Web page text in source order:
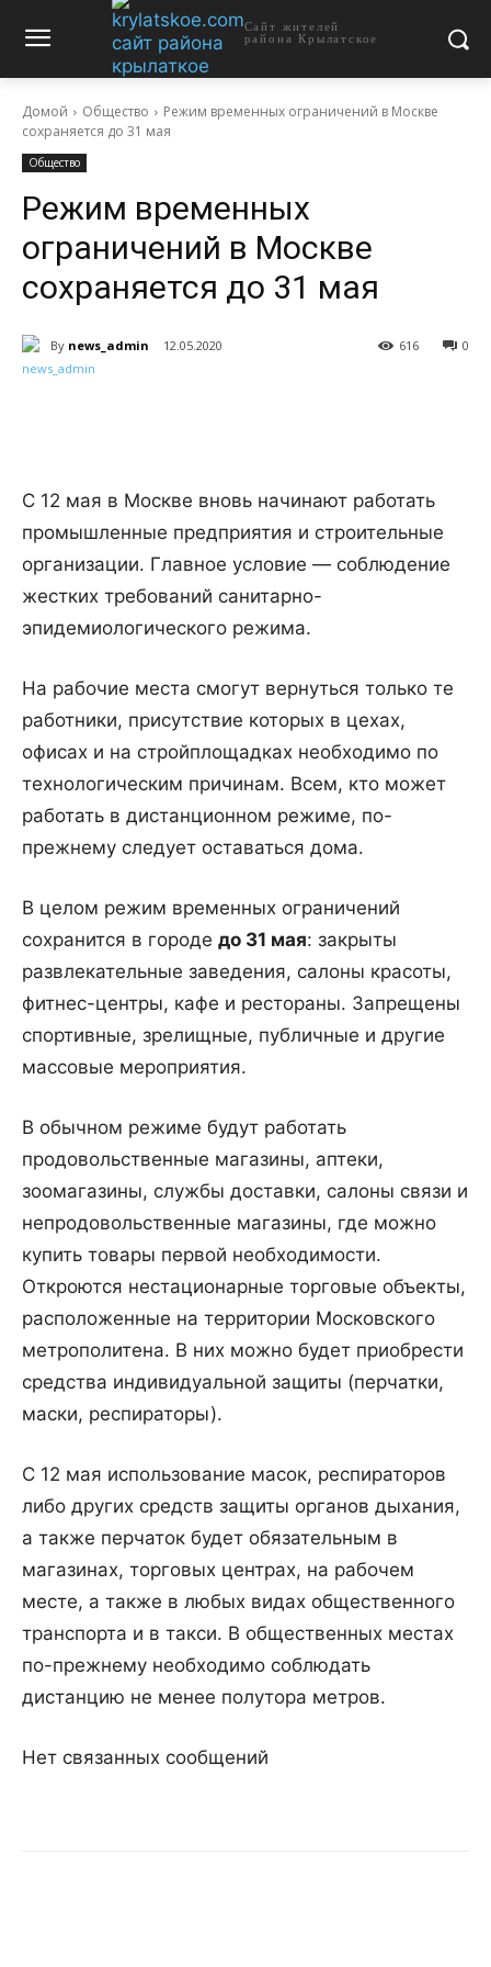
Сайт жителей
района Крылатское
Домой Общество
Режим временных ограничений в Москве
сохраняется до 31 мая
Общество
Режим временных
ограничений в Москве
сохраняется до 31 мая
By news_admin 12.05.2020 0
616
С 12 мая в Москве вновь начинают работать
промышленные предприятия и строительные
организации. Главное условие — соблюдение
жестких требований санитарно-
эпидемиологического режима.
На рабочие места смогут вернуться только те
работники, присутствие которых в цехах,
офисах и на стройплощадках необходимо по
технологическим причинам. Всем, кто может
работать в дистанционном режиме, по-
прежнему следует оставаться дома.
В целом режим временных ограничений
сохранится в городе до 31 мая: закрыты
развлекательные заведения, салоны красоты,
фитнес-центры, кафе и рестораны. Запрещены
спортивные, зрелищные, публичные и другие
массовые мероприятия.
В обычном режиме будут работать
продовольственные магазины, аптеки,
зоомагазины, службы доставки, салоны связи и
непродовольственные магазины, где можно
купить товары первой необходимости.
Откроются нестационарные торговые объекты,
расположенные на территории Московского
метрополитена. В них можно будет приобрести
средства индивидуальной защиты (перчатки,
маски, респираторы).
С 12 мая использование масок, респираторов
либо других средств защиты органов дыхания,
а также перчаток будет обязательным в
магазинах, торговых центрах, на рабочем
месте, а также в любых видах общественного
транспорта и в такси. В общественных местах
по-прежнему необходимо соблюдать
дистанцию не менее полутора метров.
Нет связанных сообщений